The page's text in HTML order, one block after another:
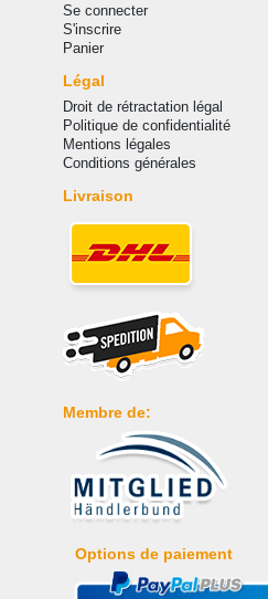
Se connecter
S'inscrire
Panier
Légal
Droit de rétractation légal
Politique de confidentialité
Mentions légales
Conditions générales
Livraison
Membre de:
Options de paiement